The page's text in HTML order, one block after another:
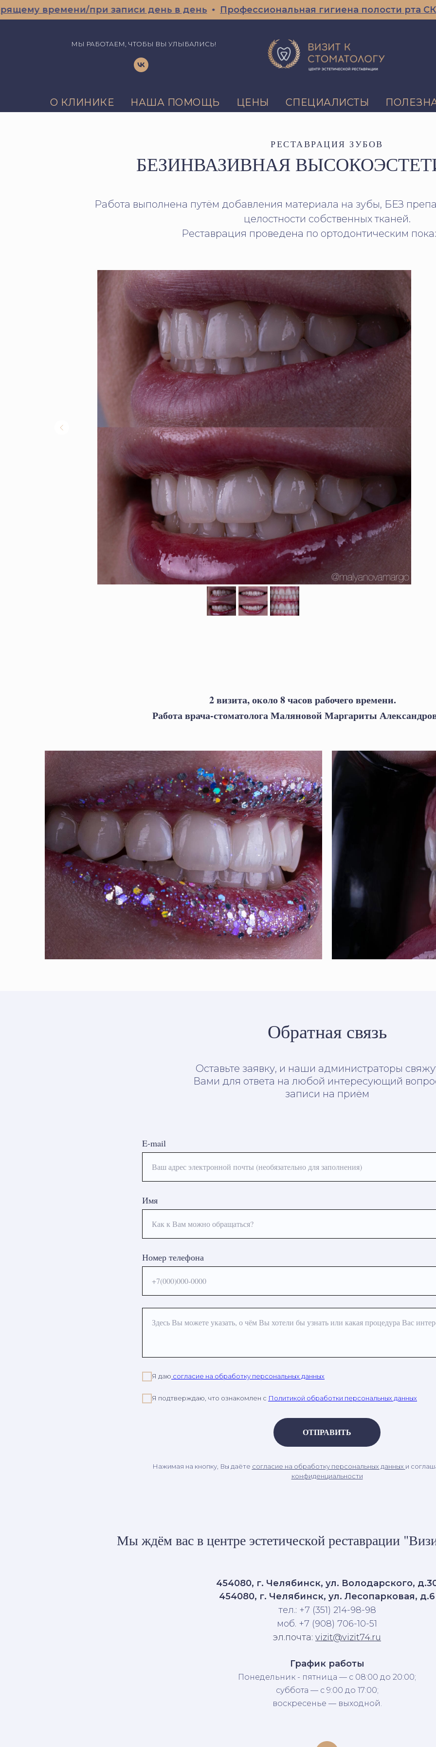
времени/при записи день в день Профессиональная гигиена полости рта
МЫ РАБОТАЕМ, ЧТОБЫ ВЫ УЛЫБАЛИСЬ!
О КЛИНИКЕ НАША ПОМОЩЬ ЦЕНЫ СПЕЦИАЛИСТЫ
РЕСТАВРАЦИЯ ЗУБОВ
БЕЗИНВАЗИВНАЯ
Работа выполнена путём добавления материала на зубы, БЕЗ
целостности собственных тканей.
Реставрация проведена по ортодонтическим
2 визита, около 8 часов рабочего времени.
Работа врача-стоматолога Маляновой Маргариты
Обратная связь
Оставьте заявку, и наши администраторы
Вами для ответа на любой интересующий
записи на приём
E-mail
Ваш адрес электронной почты (необязательно для заполнения)
Имя
Как к Вам можно обращаться?
Номер телефона
+7(000)000-0000
Здесь Вы можете указать, о чём Вы хотели бы узнать или какая процедура Вас
Я даю согласие на обработку персональных данных
Я подтверждаю, что ознакомлен с Политикой обработки персональных данных
ОТПРАВИТЬ
Нажимая на кнопку, Вы даёте согласие на обработку персональных данных и
конфиденциальности
Мы ждём вас в центре эстетической реставрации
454080, г. Челябинск, ул. Володарского,
454080, г. Челябинск, ул. Лесопарковая, д.6
тел.: +7 (351) 214-98-98
моб. +7 (908) 706-10-51
эл.почта: vizit@vizit74.ru
График работы
Понедельник - пятница — с 08:00 до 20:00;
суббота — с 9:00 до 17:00;
воскресенье — выходной.